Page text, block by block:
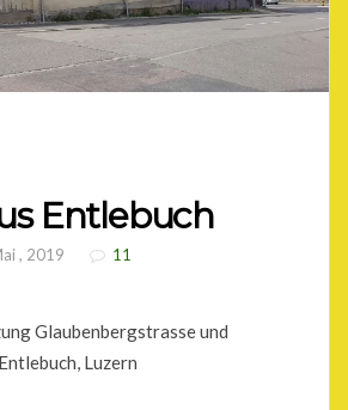
Entlebuch
, 2019 11
Glaubenbergstrasse und
Luzern